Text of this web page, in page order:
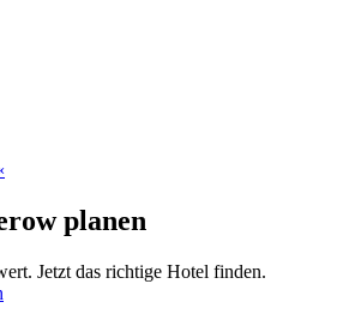
planen
Jetzt das richtige Hotel finden.